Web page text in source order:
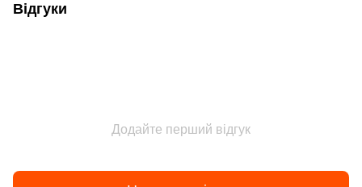
Відгуки
Додайте перший відгук